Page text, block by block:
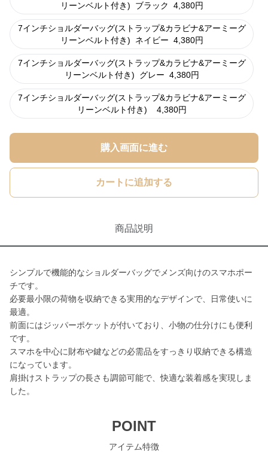
リーンベルト付き)
ブラック 4,380円
7インチショルダーバッグ(ストラップ&カラビナ&アーミーグ
リーンベルト付き)
ネイビー 4,380円
7インチショルダーバッグ(ストラップ&カラビナ&アーミーグ
リーンベルト付き)
グレー 4,380円
7インチショルダーバッグ(ストラップ&カラビナ&アーミーグ
リーンベルト付き)
4,380円
購入画面に進む
カートに追加する
商品説明
シンプルで機能的なショルダーバッグでメンズ向けのスマホポー
チです。
必要最小限の荷物を収納できる実用的なデザインで、日常使いに
最適。
前面にはジッパーポケットが付いており、小物の仕分けにも便利
です。
スマホを中心に財布や鍵などの必需品をすっきり収納できる構造
になっています。
肩掛けストラップの長さも調節可能で、快適な装着感を実現しま
した。
POINT
アイテム特徴